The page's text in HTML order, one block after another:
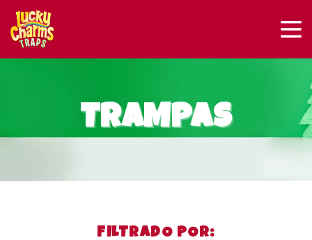
TRAMPAS
FILTRADO POR: